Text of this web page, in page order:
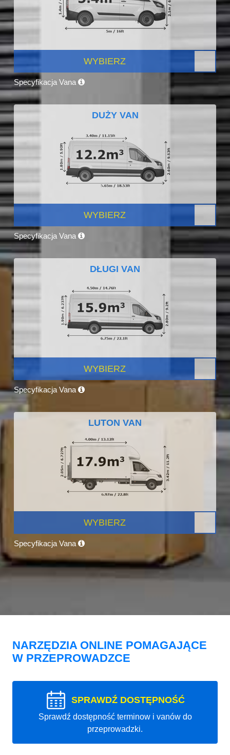
WYBIERZ
Specyfikacja Vana
DUŻY VAN
WYBIERZ
Specyfikacja Vana
DŁUGI VAN
WYBIERZ
Specyfikacja Vana
LUTON VAN
WYBIERZ
Specyfikacja Vana
NARZĘDZIA ONLINE POMAGAJĄCE
W PRZEPROWADZCE
SPRAWDŹ DOSTĘPNOŚĆ
Sprawdź dostępność terminow i vanów do
przeprowadzki.